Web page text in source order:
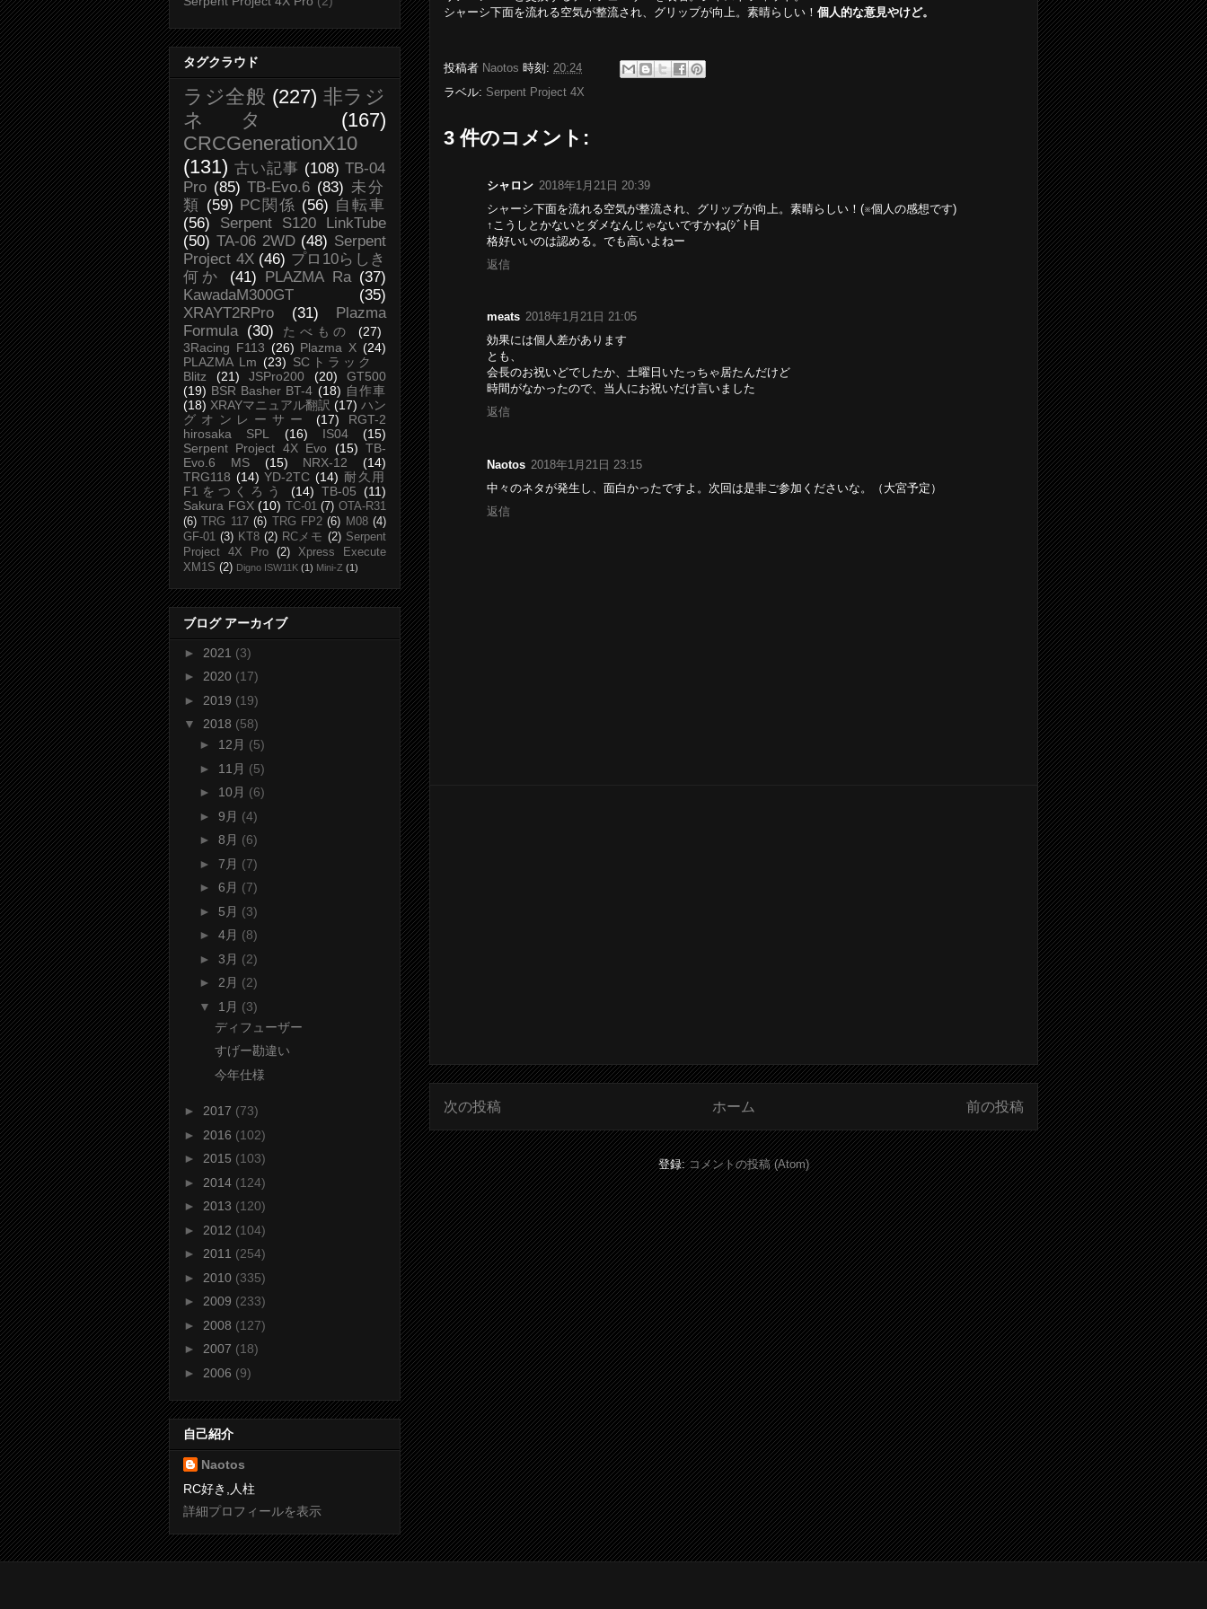
シャーシ下面を流れる空気が整流され、グリップが向上。素晴らしい！ 個人的な意見やけど。
投稿者 Naotos 時刻: 20:24
ラベル: Serpent Project 4X
3 件のコメント:
シャロン 2018年1月21日 20:39
シャーシ下面を流れる空気が整流され、グリップが向上。素晴らしい！(※個人の感想です)
↑こうしとかないとダメなんじゃないですかね(ｼﾞﾄ目
格好いいのは認める。でも高いよねー
返信
meats 2018年1月21日 21:05
効果には個人差があります
とも、
会長のお祝いどでしたか、土曜日いたっちゃ居たんだけど
時間がなかったので、当人にお祝いだけ言いました
返信
Naotos 2018年1月21日 23:15
中々のネタが発生し、面白かったですよ。次回は是非ご参加くださいな。（大宮予定）
返信
次の投稿 前の投稿
ホーム
登録:コメントの投稿 (Atom)
タグクラウド
ラジ全般 (227) 非ラジ
ネタ
(167)
CRCGenerationX10
(131) 古い記事 (108) TB-04
Pro (85) TB-Evo.6 (83) 未分
類
(59) PC関係 (56) 自転車
(56)
Serpent S120 LinkTube
(50) TA-06 2WD (48) Serpent
Project 4X (46) プロ10らしき
何か
(41) PLAZMA Ra (37)
KawadaM300GT
(35)
XRAYT2RPro
(31)
Plazma
Formula (30) たべもの
(27)
3Racing F113 (26) Plazma X (24)
PLAZMA Lm (23) SCトラック
Blitz
(21) JSPro200 (20)
GT500
(19) BSR Basher BT-4 (18) 自作車
(18) XRAYマニュアル翻訳 (17) ハン
グオンレーサー
(17)
RGT-2
hirosaka SPL
(16) IS04
(15)
Serpent Project 4X Evo
(15) TB-
Evo.6 MS
(15) NRX-12
(14)
TRG118 (14) YD-2TC (14) 耐久用
F1をつくろう
(14) TB-05 (11)
Sakura FGX (10) TC-01 (7) OTA-R31
(6)
TRG 117 (6) TRG FP2 (6) M08 (4)
GF-01 (3) KT8 (2) RCメモ (2) Serpent
Project 4X Pro
(2)
Xpress Execute
XM1S (2) Digno ISW11K (1) Mini-Z (1)
ブログ アーカイブ
► 2021 (3)
► 2020 (17)
► 2019 (19)
▼ 2018 (58)
► 12月 (5)
► 11月 (5)
► 10月 (6)
► 9月 (4)
► 8月 (6)
► 7月 (7)
► 6月 (7)
► 5月 (3)
► 4月 (8)
► 3月 (2)
► 2月 (2)
▼ 1月 (3)
ディフューザー
すげー勘違い
今年仕様
► 2017 (73)
► 2016 (102)
► 2015 (103)
► 2014 (124)
► 2013 (120)
► 2012 (104)
► 2011 (254)
► 2010 (335)
► 2009 (233)
► 2008 (127)
► 2007 (18)
► 2006 (9)
自己紹介
Naotos
RC好き,人柱
詳細プロフィールを表示